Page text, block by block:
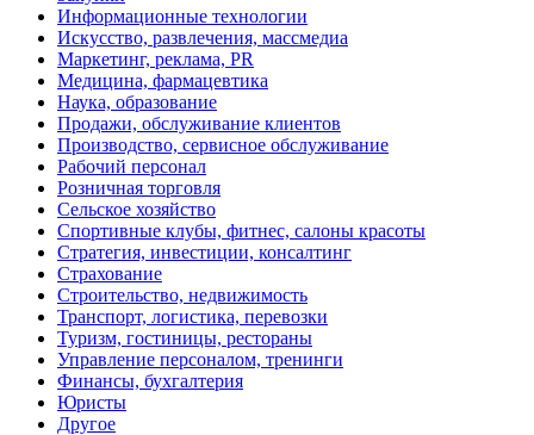
Информационные технологии
Искусство, развлечения, массмедиа
Маркетинг, реклама, PR
Медицина, фармацевтика
Наука, образование
Продажи, обслуживание клиентов
Производство, сервисное обслуживание
Рабочий персонал
Розничная торговля
Сельское хозяйство
Спортивные клубы, фитнес, салоны красоты
Стратегия, инвестиции, консалтинг
Страхование
Строительство, недвижимость
Транспорт, логистика, перевозки
Туризм, гостиницы, рестораны
Управление персоналом, тренинги
Финансы, бухгалтерия
Юристы
Другое